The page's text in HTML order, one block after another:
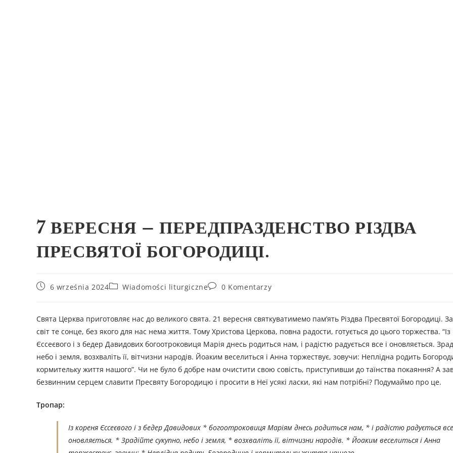
7 ВЕРЕСНЯ – ПЕРЕДПРАЗДЕНСТВО РІЗДВА
ПРЕСВЯТОЇ БОГОРОДИЦІ.
6 września 2024 Wiadomości liturgiczne 0 Komentarzy
Свята Церква приготовляє нас до великого свята. 21 вересня святкуватимемо пам’ять Різдва Пресвятої Богородиці.
світ те сонце, без якого для нас нема життя. Тому Христова Церкова, повна радости, готується до цього торжества.
Єссеєвого і з бедер Давидових богоотроковиця Марія днесь родиться нам, і радістю радується все і оновляється.
небо і земля, возхваліть її, вітчизни народів. Йоаким веселиться і Анна торжествує, зовучи: Неплідна родить
кормительку життя нашого”. Чи не було б добре нам очистити свою совість, приступивши до таїнства покаяння? А
безвинним серцем славити Пресвяту Богородицю і просити в Неї усякі ласки, які нам потрібні? Подумаймо про це.
Тропар:
Із кореня Єссеєвого і з бедер Давидових * богоотроковиця Маріям днесь родиться нам, * і радістю радується
оновляється. * Зрадійте сукупно, небо і земля, * возхваліть її, вітчизни народів. * Йоаким веселиться і Анна